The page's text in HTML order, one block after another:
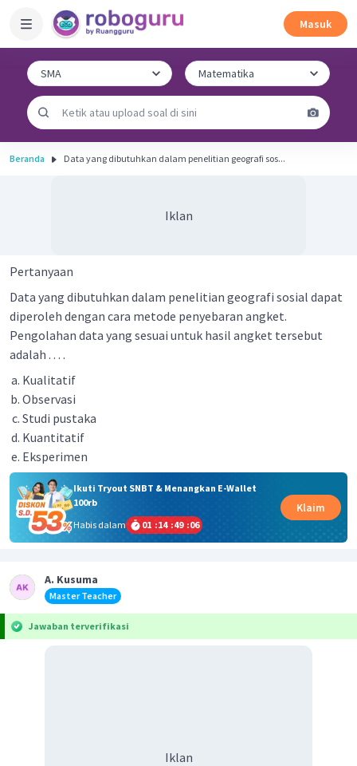
Masuk
Beranda Data yang dibutuhkan dalam penelitian geografi sos...
Iklan
Pertanyaan
Data yang dibutuhkan dalam penelitian geografi sosial dapat
diperoleh dengan cara metode penyebaran angket.
Pengolahan data yang sesuai untuk hasil angket tersebut
adalah . . . .
Kualitatif
Observasi
Studi pustaka
Kuantitatif
Eksperimen
Ikuti Tryout SNBT & Menangkan E-Wallet
100rb
Habis dalam
01 :14 :49 :06
Klaim
A. Kusuma
Master Teacher
Jawaban terverifikasi
Iklan